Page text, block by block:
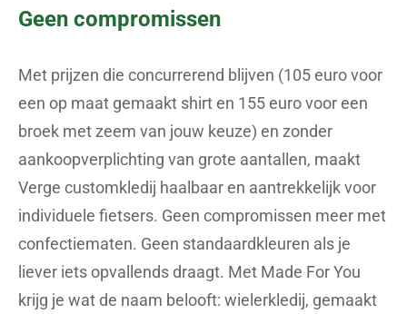
Geen compromissen
Met prijzen die concurrerend blijven (105 euro voor
een op maat gemaakt shirt en 155 euro voor een
broek met zeem van jouw keuze) en zonder
aankoopverplichting van grote aantallen, maakt
Verge customkledij haalbaar en aantrekkelijk voor
individuele fietsers. Geen compromissen meer met
confectiematen. Geen standaardkleuren als je
liever iets opvallends draagt. Met Made For You
krijg je wat de naam belooft: wielerkledij, gemaakt